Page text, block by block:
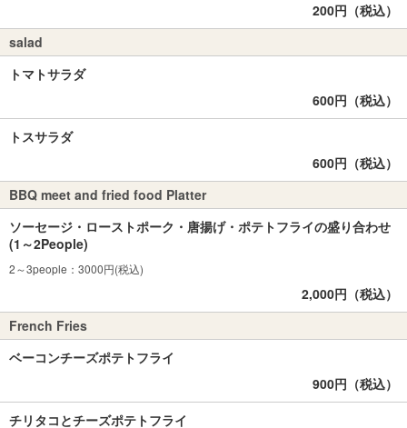
200円（税込）
salad
トマトサラダ
600円（税込）
トスサラダ
600円（税込）
BBQ meet and fried food Platter
ソーセージ・ローストポーク・唐揚げ・ポテトフライの盛り合わせ
(1～2People)
2～3people：3000円(税込)
2,000円（税込）
French Fries
ベーコンチーズポテトフライ
900円（税込）
チリタコとチーズポテトフライ